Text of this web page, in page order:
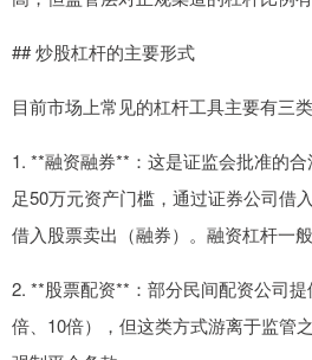
## 炒股杠杆的主要形式
目前市场上常见的杠杆工具主要有三类
1. **融资融券**：这是证监会批准的
足50万元资产门槛，通过证券公司借
借入股票卖出（融券）。融资杠杆一般
2. **股票配资**：部分民间配资公司
倍、10倍），但这类方式游离于监管